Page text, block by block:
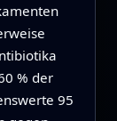
% der
95